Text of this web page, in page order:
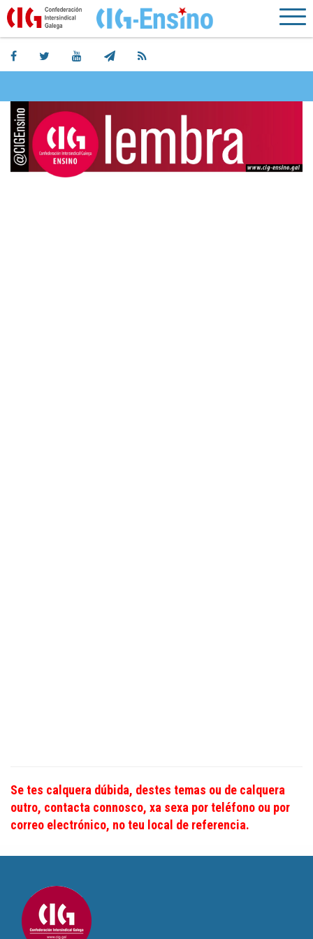
Se tes calquera dúbida, destes temas ou de calquera
outro, contacta connosco, xa sexa por teléfono ou por
correo electrónico, no teu local de referencia.